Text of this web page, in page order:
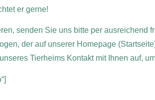
er gerne!
senden Sie uns bitte per ausreichend
der auf unserer Homepage
Tierheims Kontakt mit Ihnen auf,